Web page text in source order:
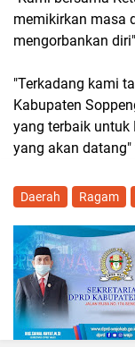
memikirkan masa
mengorbankan
"Terkadang kami
Kabupaten
yang terbaik untuk
yang akan
Daerah Ragam